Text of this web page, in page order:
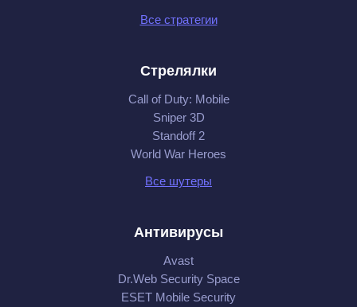
Все стратегии
Стрелялки
Call of Duty: Mobile
Sniper 3D
Standoff 2
World War Heroes
Все шутеры
Антивирусы
Avast
Dr.Web Security Space
ESET Mobile Security